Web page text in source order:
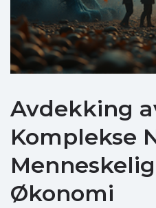
Avdekking
Komplekse
Økonomi